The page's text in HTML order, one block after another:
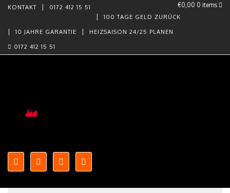
€0,00 0 items
KONTAKT
0172 412 15 51
100 TAGE GELD ZURÜCK
10 JAHRE GARANTIE HEIZSAISON 24/25 PLANEN
0172 412 15 51